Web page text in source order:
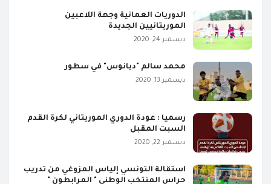
الدوريات العمانية وجهة اللاعبين
الموريتانيين الجديدة
ديسمبر 24, 2020
محمد سالم "ديانوس" في سطور
ديسمبر 13, 2020
رسميا : عودة الدوري الموريتاني لكرة القدم
السبت المقبل
ديسمبر 22, 2020
استقالة التونسي إلياس المزوغي من تدريب
حراس المنتخب الوطني " المرابطون "